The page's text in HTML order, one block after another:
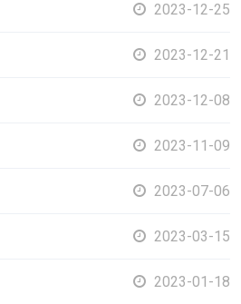
2023-12-25
2023-12-21
2023-12-08
2023-11-09
2023-07-06
2023-03-15
2023-01-18